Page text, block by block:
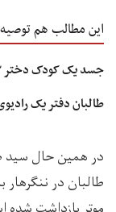
این مطالب هم
جسد یک کودک دختر ۱۲ ساله در ننگرهار پیدا شد
طالبان دفتر یک
در همین حال سید
طالبان در ننگرهار